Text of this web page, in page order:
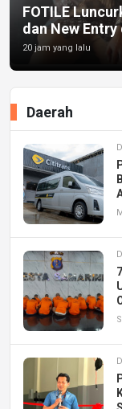
FOTILE
dan New
20 jam yang lalu
Daerah